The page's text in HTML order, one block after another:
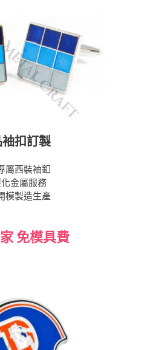
扣訂製
屬西裝袖釦
金屬服務
模製造生產
免模具費